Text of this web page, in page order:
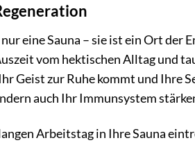
eine Sauna – sie ist ein Ort der
vom hektischen Alltag und
Geist zur Ruhe kommt und Ihre
auch Ihr Immunsystem
Arbeitstag in Ihre Sauna